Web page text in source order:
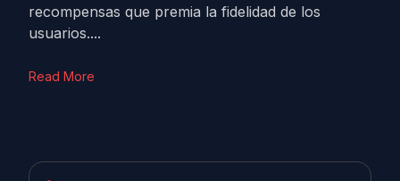
recompensas que premia la fidelidad de los
usuarios....
Read More